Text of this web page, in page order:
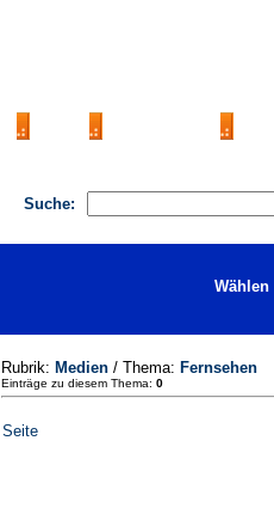
Suche:
Rubrik: Medien / Thema: Fernsehen
Einträge zu diesem Thema: 0
Seite